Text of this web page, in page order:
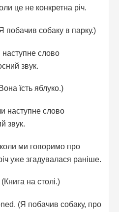
це не конкретна річ.
побачив собаку в парку.)
наступне слово
звук.
їсть яблуко.)
наступне слово
звук.
ми говоримо про
уже згадувалася раніше.
на столі.)
(Я побачив собаку, про